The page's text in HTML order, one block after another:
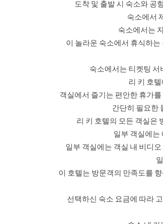
도착 및 출발 시 숙소와 공
숙소에서
숙소에서는
이 놀라운 숙소에서 휴식하
숙소에서는 티켓팅 서
리 키 호
객실에서 즐기는 편안한 휴가
간단히 필요한
리 키 호텔의 모든 객실은
일부 객실에는
일부 객실에는 객실 내 비디
이 호텔는 방문객의 만족도를
선택하신 숙소 요금에 따라